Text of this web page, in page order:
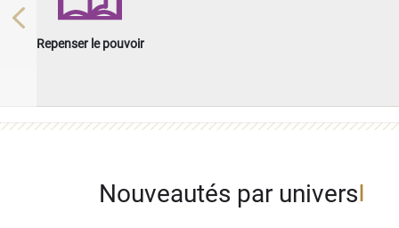
Repenser le pouvoir
Previous
Nouveautés par univers